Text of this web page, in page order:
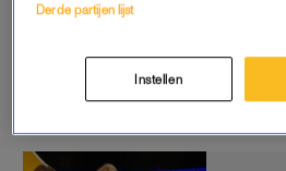
kijkcijferrecords. De finale, die door
zomerseizoen werd in augustus
werd de eindstrijd door bijna 2
Derde partijen lijst
Instellen